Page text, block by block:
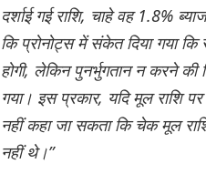
दर्शाई गई राशि, चाहे वह 1.8%
कि प्रोनोट्स में संकेत दिया गया कि
होगी, लेकिन पुनर्भुगतान न करने की
गया। इस प्रकार, यदि मूल राशि
नहीं कहा जा सकता कि चेक मूल
नहीं थे।”